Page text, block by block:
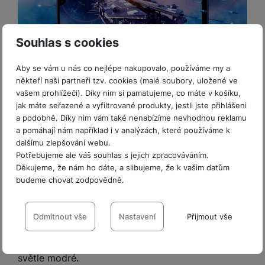
Souhlas s cookies
Aby se vám u nás co nejlépe nakupovalo, používáme my a
někteří naši partneři tzv. cookies (malé soubory, uložené ve
vašem prohlížeči). Díky nim si pamatujeme, co máte v košíku,
jak máte seřazené a vyfiltrované produkty, jestli jste přihlášeni
a podobně. Díky nim vám také nenabízíme nevhodnou reklamu
a pomáhají nám například i v analýzách, které používáme k
dalšímu zlepšování webu.
Potřebujeme ale váš souhlas s jejich zpracováváním.
Děkujeme, že nám ho dáte, a slibujeme, že k vašim datům
budeme chovat zodpovědně.
Nastavení souhlasů s kategoriemi
cookies
VŽDY AKTIVNÍ
Odmítnout vše Nastavení Přijmout vše
Štíhlý elegán ve stylovém kabátě
A17 LTE je dostupný model základní řady , což se
projevuje kupříkladu tím, že nenabízí rekordně
tenké rámečky kolem displeje. Přesto je v mnoha
parametrech na pohled prémiový. Tělo telefonu
ohromí tloušťkou jen 7,5 mm . Vaše oči potěší
rovněžergonomický a hezký design bočních
tlačítek, který výrobce nazývá Key Island 2.0.
vyššími modely Galaxy představuje
ostrůvek s
lineárně uspořádanými fotoaparáty
světle modré.